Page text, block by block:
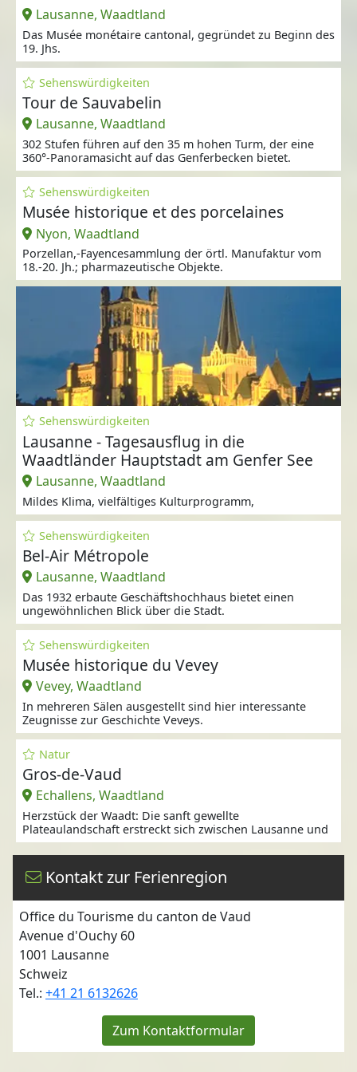
Lausanne, Waadtland
Das Musée monétaire cantonal, gegründet zu Beginn des
19. Jhs.
Sehenswürdigkeiten
Tour de Sauvabelin
Lausanne, Waadtland
302 Stufen führen auf den 35 m hohen Turm, der eine
360°-Panoramasicht auf das Genferbecken bietet.
Sehenswürdigkeiten
Musée historique et des porcelaines
Nyon, Waadtland
Porzellan,-Fayencesammlung der örtl. Manufaktur vom
18.-20. Jh.; pharmazeutische Objekte.
Sehenswürdigkeiten
Lausanne - Tagesausflug in die
Waadtländer Hauptstadt am Genfer See
Lausanne, Waadtland
Mildes Klima, vielfältiges Kulturprogramm,
Sehenswürdigkeiten
Bel-Air Métropole
Lausanne, Waadtland
Das 1932 erbaute Geschäftshochhaus bietet einen
ungewöhnlichen Blick über die Stadt.
Sehenswürdigkeiten
Musée historique du Vevey
Vevey, Waadtland
In mehreren Sälen ausgestellt sind hier interessante
Zeugnisse zur Geschichte Veveys.
Natur
Gros-de-Vaud
Echallens, Waadtland
Herzstück der Waadt: Die sanft gewellte
Plateaulandschaft erstreckt sich zwischen Lausanne und
Kontakt zur Ferienregion
Office du Tourisme du canton de Vaud
Avenue d'Ouchy 60
1001 Lausanne
Schweiz
Tel.: +41 21 6132626
Zum Kontaktformular